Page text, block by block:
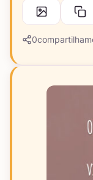
0